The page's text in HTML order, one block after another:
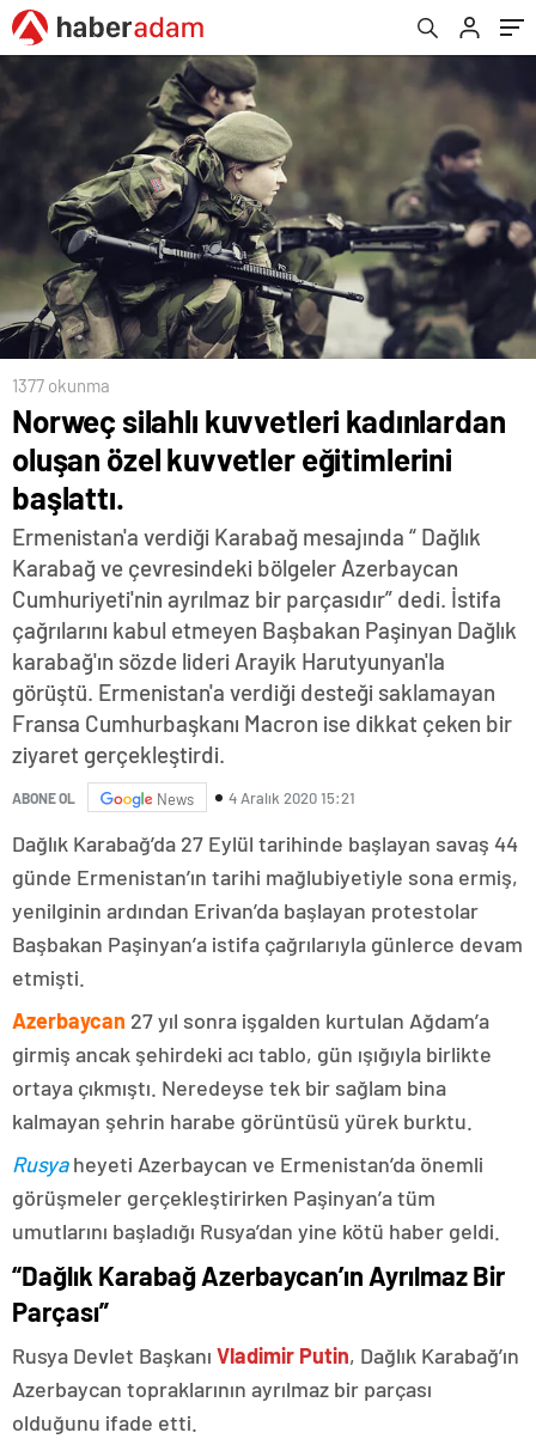
1377 okunma
Norweç silahlı kuvvetleri kadınlardan
oluşan özel kuvvetler eğitimlerini
başlattı.
Ermenistan'a verdiği Karabağ mesajında “ Dağlık
Karabağ ve çevresindeki bölgeler Azerbaycan
Cumhuriyeti'nin ayrılmaz bir parçasıdır” dedi. İstifa
çağrılarını kabul etmeyen Başbakan Paşinyan Dağlık
karabağ'ın sözde lideri Arayik Harutyunyan'la
görüştü. Ermenistan'a verdiği desteği saklamayan
Fransa Cumhurbaşkanı Macron ise dikkat çeken bir
ziyaret gerçekleştirdi.
ABONE OL News 4 Aralık 2020 15:21
Dağlık Karabağ’da 27 Eylül tarihinde başlayan savaş 44
günde Ermenistan’ın tarihi mağlubiyetiyle sona ermiş,
yenilginin ardından Erivan’da başlayan protestolar
Başbakan Paşinyan’a istifa çağrılarıyla günlerce devam
etmişti.
Azerbaycan 27 yıl sonra işgalden kurtulan Ağdam’a
girmiş ancak şehirdeki acı tablo, gün ışığıyla birlikte
ortaya çıkmıştı. Neredeyse tek bir sağlam bina
kalmayan şehrin harabe görüntüsü yürek burktu.
Rusyaheyeti Azerbaycan ve Ermenistan’da önemli
görüşmeler gerçekleştirirken Paşinyan’a tüm
umutlarını başladığı Rusya’dan yine kötü haber geldi.
“Dağlık Karabağ Azerbaycan’ın Ayrılmaz Bir
Parçası”
Rusya Devlet Başkanı Vladimir Putin, Dağlık Karabağ’ın
Azerbaycan topraklarının ayrılmaz bir parçası
olduğunu ifade etti.